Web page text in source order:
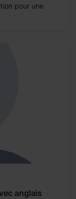
pour une
anglais